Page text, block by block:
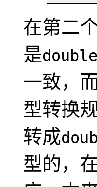
在第二
是double
一致，
型转换
转成
型的，